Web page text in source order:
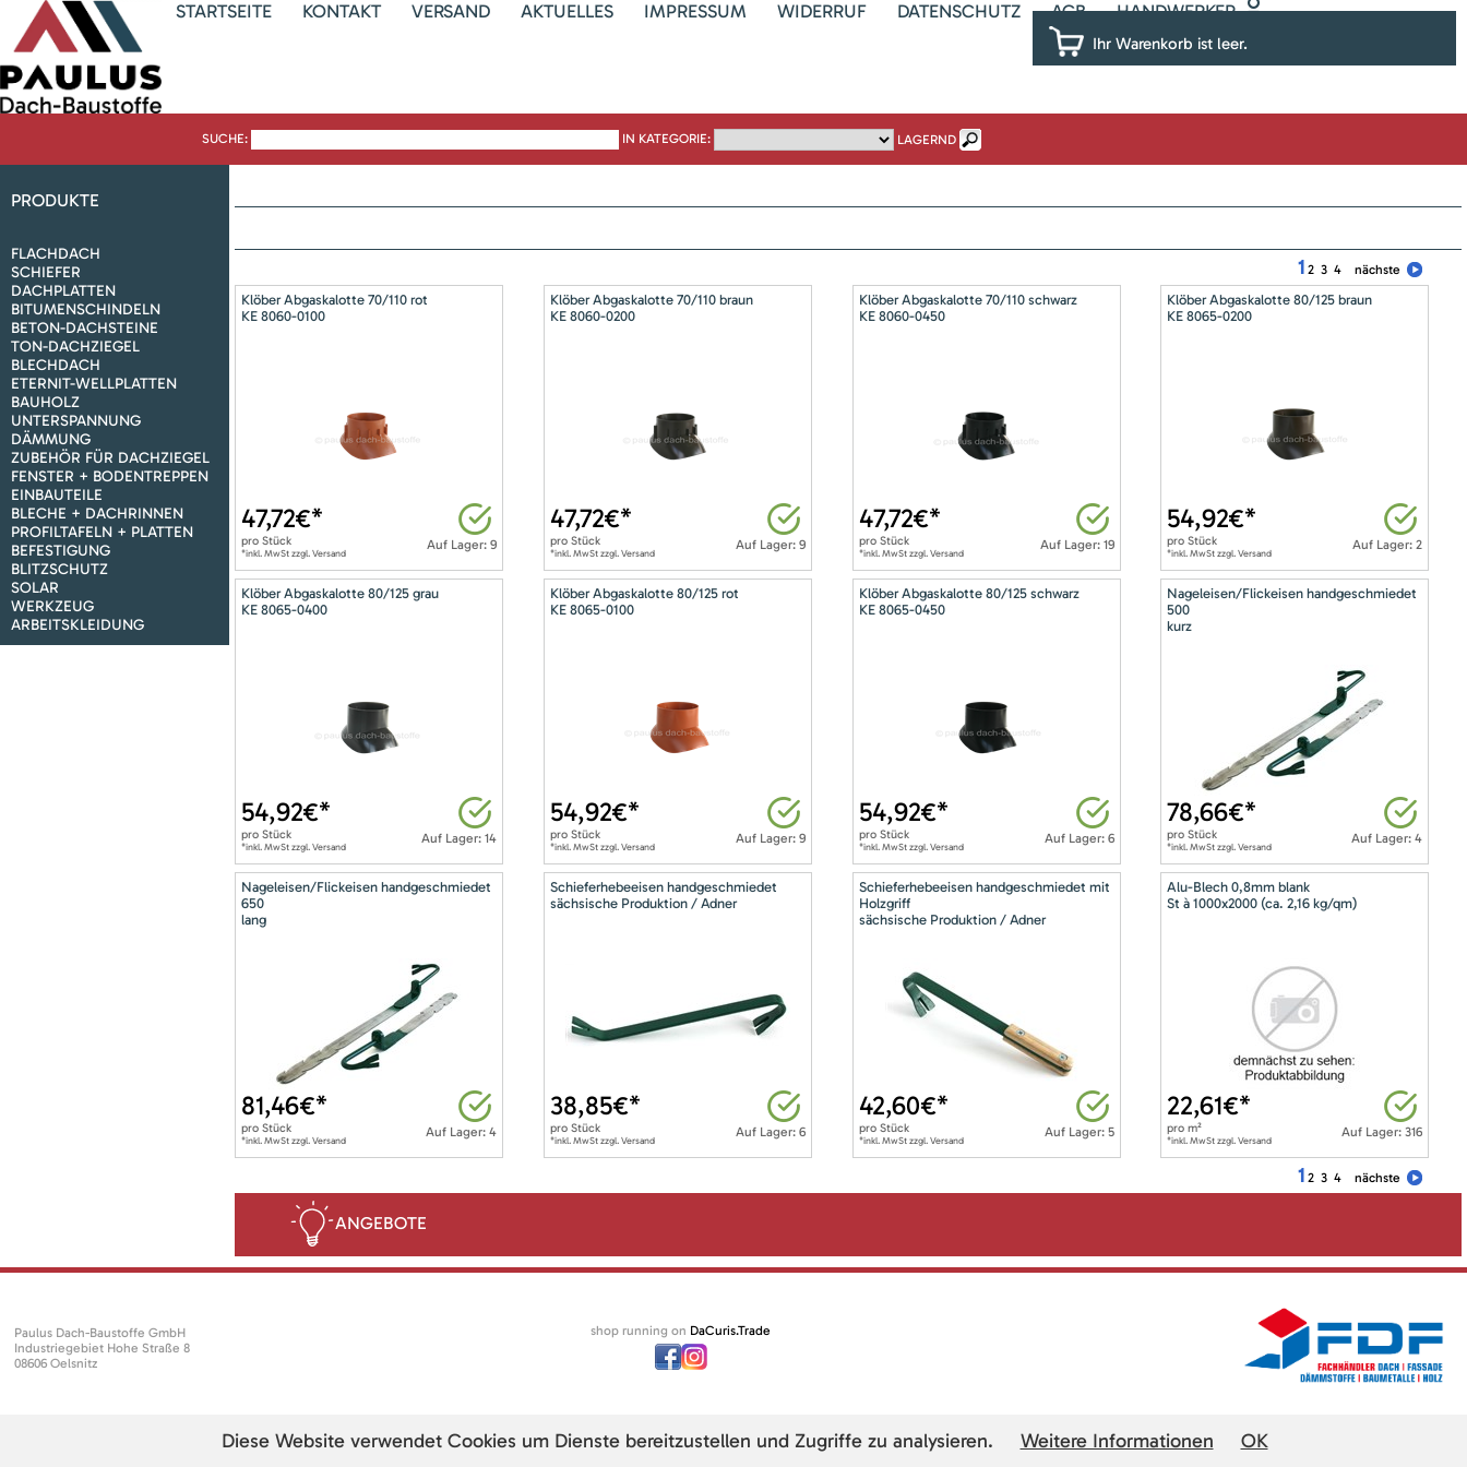
STARTSEITE KONTAKT VERSAND AKTUELLES IMPRESSUM WIDERRUF DATENSCHUTZ AGB HANDWERKER
Ihr Warenkorb ist leer.
SUCHE: IN KATEGORIE: LAGERND
PRODUKTE
FLACHDACH
SCHIEFER
DACHPLATTEN
BITUMENSCHINDELN
BETON-DACHSTEINE
TON-DACHZIEGEL
BLECHDACH
ETERNIT-WELLPLATTEN
BAUHOLZ
UNTERSPANNUNG
DÄMMUNG
ZUBEHÖR FÜR DACHZIEGEL
FENSTER + BODENTREPPEN
EINBAUTEILE
BLECHE + DACHRINNEN
PROFILTAFELN + PLATTEN
BEFESTIGUNG
BLITZSCHUTZ
SOLAR
WERKZEUG
ARBEITSKLEIDUNG
1 2 3 4 nächste
Klöber Abgaskalotte 70/110 rot
KE 8060-0100
Auf Lager: 9
47,72€*
pro Stück
*inkl. MwSt zzgl. Versand
Klöber Abgaskalotte 70/110 braun
KE 8060-0200
Auf Lager: 9
47,72€*
pro Stück
*inkl. MwSt zzgl. Versand
Klöber Abgaskalotte 70/110 schwarz
KE 8060-0450
Auf Lager: 19
47,72€*
pro Stück
*inkl. MwSt zzgl. Versand
Klöber Abgaskalotte 80/125 braun
KE 8065-0200
Auf Lager: 2
54,92€*
proStück
*inkl. MwSt zzgl. Versand
Klöber Abgaskalotte 80/125 grau
KE 8065-0400
Auf Lager: 14
54,92€*
pro Stück
*inkl. MwSt zzgl. Versand
Klöber Abgaskalotte 80/125 rot
KE 8065-0100
Auf Lager: 9
54,92€*
pro Stück
*inkl. MwSt zzgl. Versand
Klöber Abgaskalotte 80/125 schwarz
KE 8065-0450
Auf Lager: 6
54,92€*
pro Stück
*inkl. MwSt zzgl. Versand
Nageleisen/Flickeisen handgeschmiedet
500
kurz
Auf Lager: 4
78,66€*
proStück
*inkl. MwSt zzgl. Versand
Nageleisen/Flickeisen handgeschmiedet
650
lang
Auf Lager: 4
81,46€*
pro Stück
*inkl. MwSt zzgl. Versand
Schieferhebeeisen handgeschmiedet
sächsische Produktion / Adner
Auf Lager: 6
38,85€*
pro Stück
*inkl. MwSt zzgl. Versand
Schieferhebeeisen handgeschmiedet mit
Holzgriff
sächsische Produktion / Adner
Auf Lager: 5
42,60€*
pro Stück
*inkl. MwSt zzgl. Versand
Alu-Blech 0,8mm blank
St à 1000x2000 (ca. 2,16 kg/qm)
Auf Lager: 316
22,61€*
prom²
*inkl. MwSt zzgl. Versand
1 2 3 4 nächste
ANGEBOTE
Paulus Dach-Baustoffe GmbH
Industriegebiet Hohe Straße 8
08606 Oelsnitz
shop running on DaCuris.Trade
Diese Website verwendet Cookies um Dienste bereitzustellen und Zugriffe zu analysieren. Weitere Informationen OK